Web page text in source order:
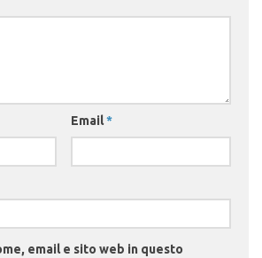
Email*
email e sito web in questo